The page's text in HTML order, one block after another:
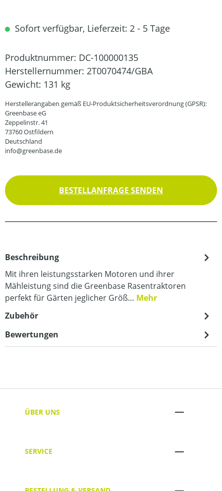
Sofort verfügbar, Lieferzeit: 2 - 5 Tage
Produktnummer: DC-100000135
Herstellernummer: 2T0070474/GBA
Gewicht: 131 kg
Herstellerangaben gemäß EU-Produktsicherheitsverordnung (GPSR):
Greenbase eG
Zeppelinstr. 41
73760 Ostfildern
Deutschland
info@greenbase.de
BESTELLANFRAGE SENDEN
Beschreibung
Mit ihren leistungsstarken Motoren und ihrer
Mähleistung sind die Greenbase Rasentraktoren
perfekt für Gärten jeglicher Größ… Mehr
Zubehör
Bewertungen
ÜBER UNS
SERVICE